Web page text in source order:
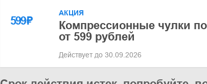
599₽
АКЦИЯ
Компрессионные чулки
от 599 рублей
Действует до 30.09.2026